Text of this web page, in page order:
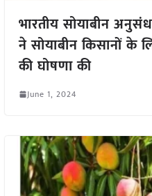
भारतीय सोयाबीन
ने सोयाबीन किसानों के
की घोषणा की
June 1, 2024